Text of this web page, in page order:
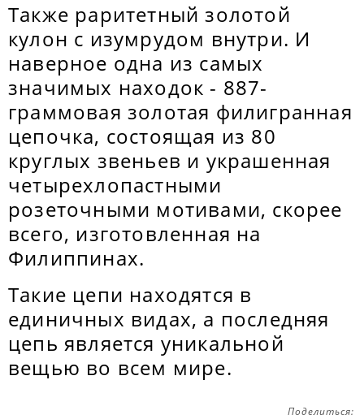
Также раритетный золотой
кулон с изумрудом внутри. И
наверное одна из самых
значимых находок - 887-
граммовая золотая филигранная
цепочка, состоящая из 80
круглых звеньев и украшенная
четырехлопастными
розеточными мотивами, скорее
всего, изготовленная на
Филиппинах.
Такие цепи находятся в
единичных видах, а последняя
цепь является уникальной
вещью во всем мире.
Поделиться: